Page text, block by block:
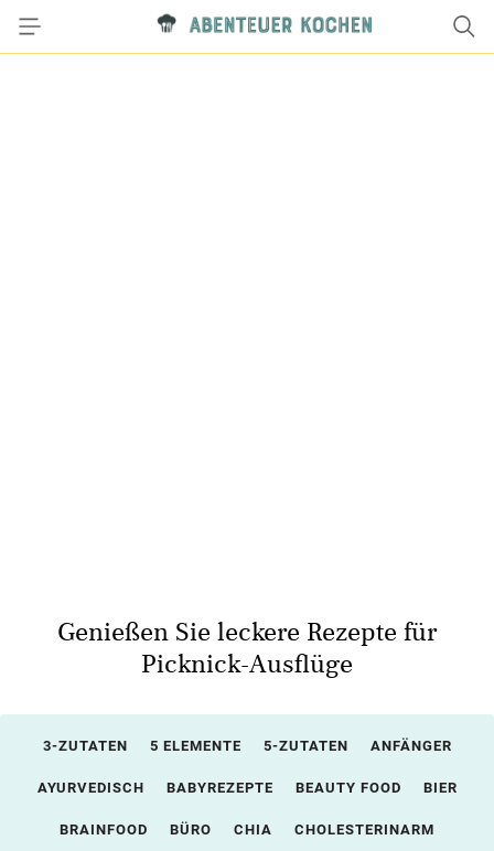
Genießen Sie leckere Rezepte für
Picknick-Ausflüge
3-ZUTATEN 5 ELEMENTE 5-ZUTATEN ANFÄNGER
AYURVEDISCH BABYREZEPTE BEAUTY FOOD BIER
BRAINFOOD BÜRO CHIA CHOLESTERINARM